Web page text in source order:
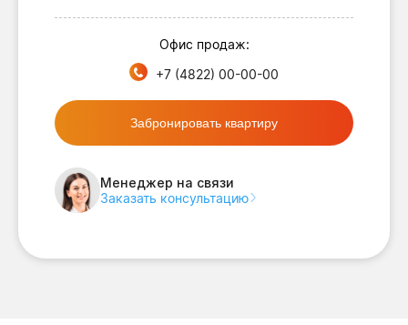
Офис продаж:
+7 (4822) 00-00-00
Забронировать квартиру
Менеджер на связи
Заказать консультацию